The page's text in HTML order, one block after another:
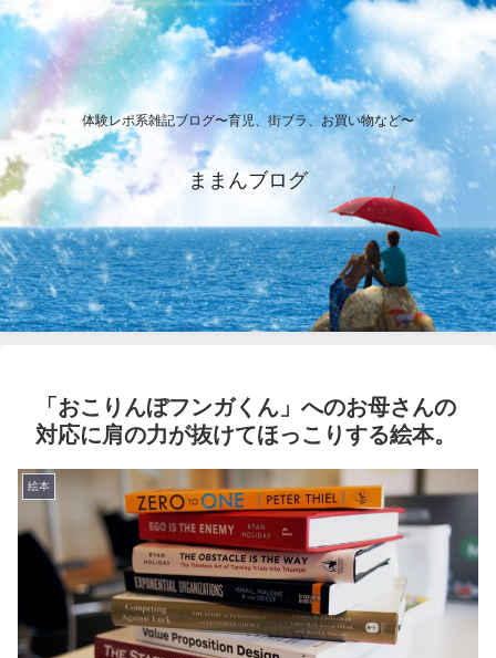
体験レポ系雑記ブログ〜育児、街ブラ、お買い物など〜
ままんブログ
「おこりんぼフンガくん」へのお母さんの
対応に肩の力が抜けてほっこりする絵本。
絵本